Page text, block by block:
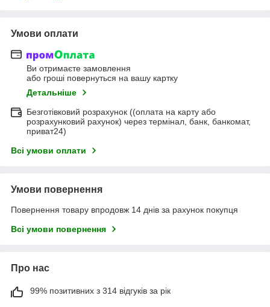
Умови оплати
Ви отримаєте замовлення
або гроші повернуться на вашу картку
Детальніше
Безготівковий розрахунок ((оплата на карту або
розрахунковий рахунок) через термінал, банк, банкомат,
приват24)
Всі умови оплати
Умови повернення
Повернення товару впродовж 14 днів за рахунок покупця
Всі умови повернення
Про нас
99% позитивних з 314 відгуків за рік